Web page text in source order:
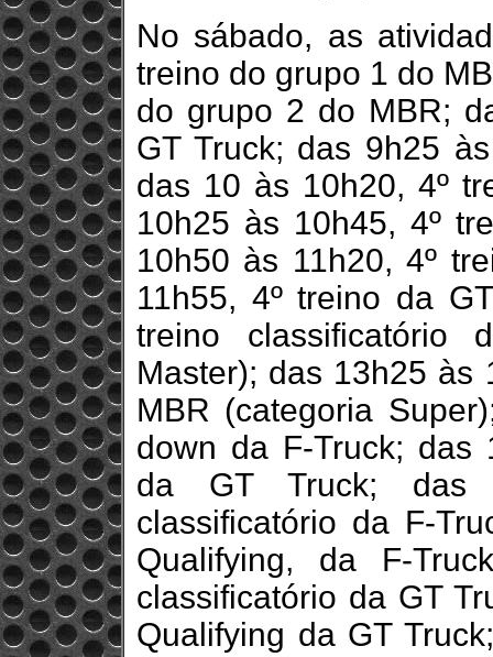
No sábado, as
treino do grupo 1 do
do grupo 2 do MBR;
GT Truck; das 9h25
das 10 às 10h20, 4º
10h25 às 10h45, 4º
10h50 às 11h20, 4º
11h55, 4º treino da
treino classificatório
Master); das 13h25 às
MBR (categoria
down da F-Truck; das
da GT Truck; das
classificatório da F-
Qualifying, da F-
classificatório da GT
Qualifying da GT